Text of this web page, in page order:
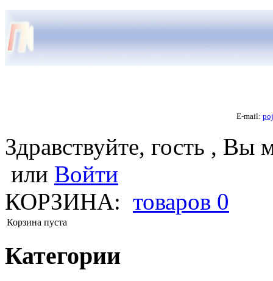
E-mail:
Здравствуйте, гость , Вы
или Войти
КОРЗИНА: товаров 0
Корзина пуста
Категории